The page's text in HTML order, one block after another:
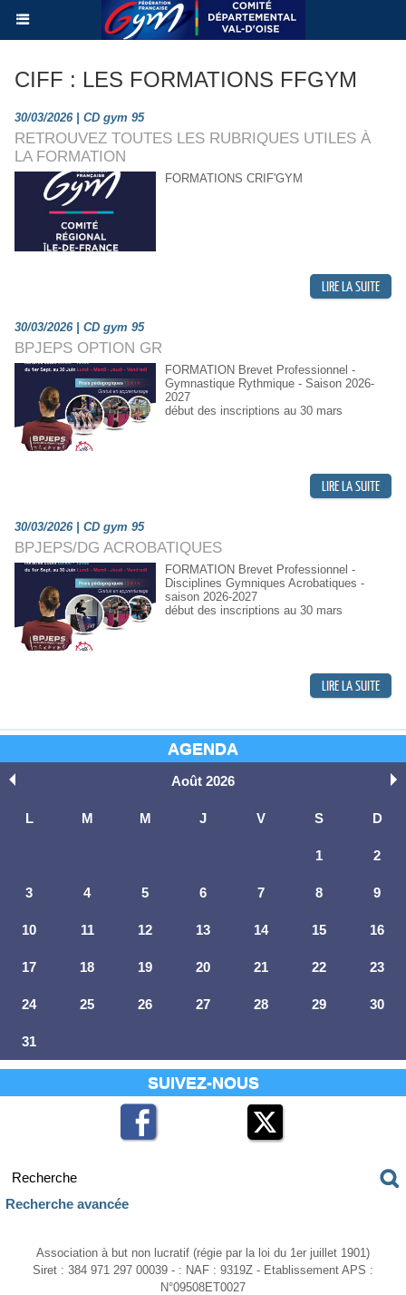
AGENDA
Août 2026
L M M J V S D
1 2
3 4 5 6 7 8 9
10 11 12 13 14 15 16
17 18 19 20 21 22 23
24 25 26 27 28 29 30
31
SUIVEZ-NOUS
Recherche avancée
CIFF : LES FORMATIONS FFGYM
30/03/2026 | CD gym 95
RETROUVEZ TOUTES LES RUBRIQUES UTILES À
LA FORMATION
FORMATIONS CRIF'GYM
30/03/2026 | CD gym 95
BPJEPS OPTION GR
FORMATION Brevet Professionnel -
Gymnastique Rythmique - Saison 2026-
2027
début des inscriptions au 30 mars
30/03/2026 | CD gym 95
BPJEPS/DG ACROBATIQUES
FORMATION Brevet Professionnel -
Disciplines Gymniques Acrobatiques -
saison 2026-2027
début des inscriptions au 30 mars
Association à but non lucratif (régie par la loi du 1er juillet 1901)
Siret : 384 971 297 00039 - : NAF : 9319Z - Etablissement APS :
N°09508ET0027